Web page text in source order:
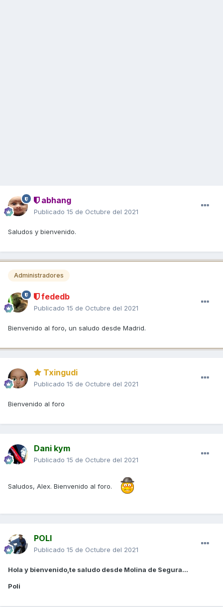
abhang
Publicado 15 de Octubre del 2021
Saludos y bienvenido.
Administradores
fededb
Publicado 15 de Octubre del 2021
Bienvenido al foro, un saludo desde Madrid.
Txingudi
Publicado 15 de Octubre del 2021
Bienvenido al foro
Dani kym
Publicado 15 de Octubre del 2021
Saludos, Alex. Bienvenido al foro.
POLI
Publicado 15 de Octubre del 2021
Hola y bienvenido,te saludo desde Molina de Segura...
Poli